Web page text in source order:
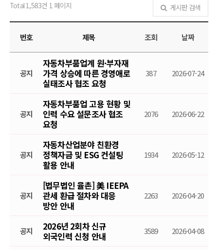
Total 1,583건 1 페이지 게시판 검색
번호 제목 조회 날짜
공지
자동차부품업계 원·부자재
가격 상승에 따른 경영애로
실태조사 협조 요청
387 2026-07-24
공지
자동차부품업 고용 현황 및
인력 수요 설문조사 협조
요청
2076 2026-06-22
공지
자동차산업분야 친환경
정책자금 및 ESG 컨설팅
활용 안내
1934 2026-05-12
공지
[법무법인 율촌] 美 IEEPA
관세 환급 절차와 대응
방안 안내
2263 2026-04-20
공지
2026년 2회차 신규
외국인력 신청 안내
3589 2026-04-08